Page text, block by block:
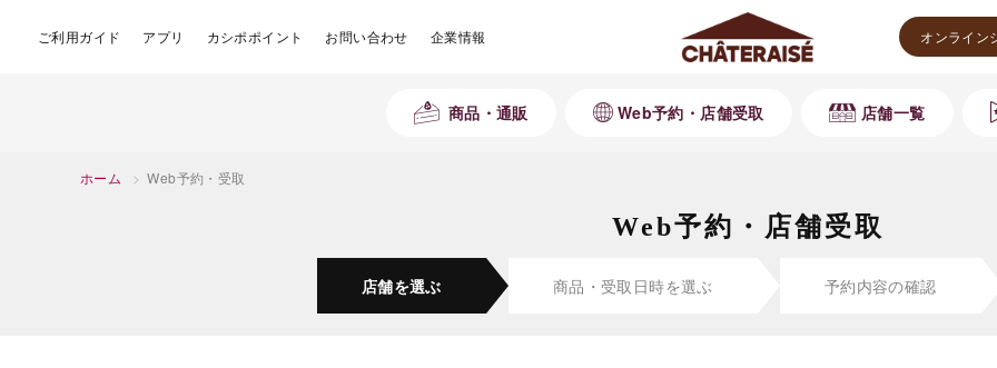
ご利用ガイド アプリ カシポポイント お問い合わせ 企業情報 オンライン
商品・通販 Web予約・店舗受取 店舗一覧
ホーム > Web予約・受取
Web予約・店舗受取
店舗を選ぶ 商品・受取 日時を選ぶ 予約内容の確認